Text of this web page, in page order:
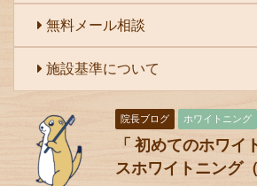
無料メール相談
施設基準について
院長ブログ ホワイトニング
「 初めてのホワイ
スホワイトニング